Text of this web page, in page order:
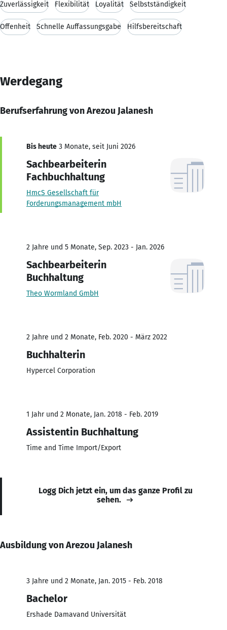
Zuverlässigkeit Flexibilität Loyalität Selbstständigkeit
Offenheit Schnelle Auffassungsgabe Hilfsbereitschaft
Werdegang
Berufserfahrung von Arezou Jalanesh
Bis heute 3 Monate, seit Juni 2026
Sachbearbeiterin
Fachbuchhaltung
HmcS Gesellschaft für
Forderungsmanagement mbH
2 Jahre und 5 Monate, Sep. 2023 - Jan. 2026
Sachbearbeiterin
Buchhaltung
Theo Wormland GmbH
2 Jahre und 2 Monate, Feb. 2020 - März 2022
Buchhalterin
Hypercel Corporation
1 Jahr und 2 Monate, Jan. 2018 - Feb. 2019
Assistentin Buchhaltung
Time and Time Import/Export
Logg Dich jetzt ein, um das ganze Profil zu
sehen.
Ausbildung von Arezou Jalanesh
3 Jahre und 2 Monate, Jan. 2015 - Feb. 2018
Bachelor
Ershade Damavand Universität